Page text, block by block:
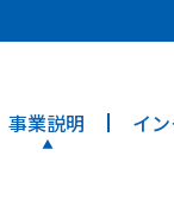
事業説明 イ
your privacy